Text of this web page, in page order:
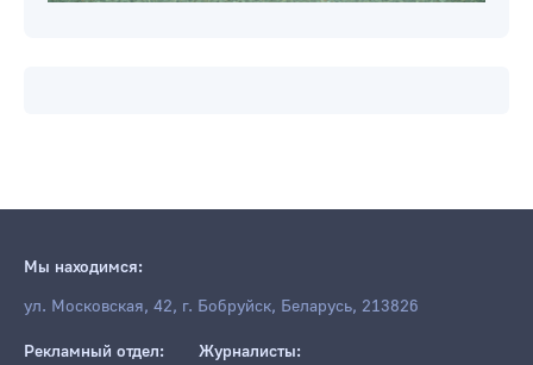
Мы находимся:
ул. Московская, 42, г. Бобруйск, Беларусь, 213826
Рекламный отдел: Журналисты: